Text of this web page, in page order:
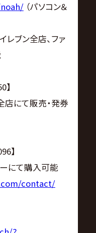
（パソコン＆
ブン全店、ファ
店にて販売・発券
】
ーにて購入可能
contact/